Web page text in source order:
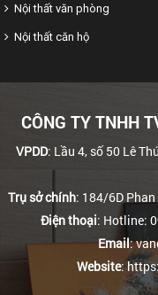
Nội thất văn phòng
Nội thất căn hộ
CÔNG TY TNHH
VPDD: Lầu 4, số 50 Lê
Trụ sở chính: 184/6D Phan
Điện thoại: Hotline:
Email:
Website: